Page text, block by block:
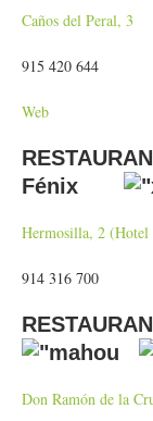
Caños del Peral, 3
915 420 644
Web
Fénix
Hermosilla, 2
914 316 700
Don Ramón de la